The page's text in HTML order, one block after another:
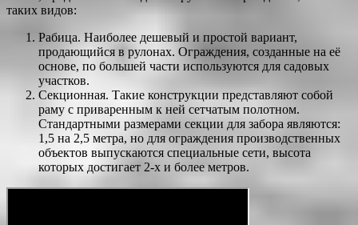
таких видов:
Рабица. Наиболее дешевый и простой вариант,
продающийся в рулонах. Ограждения, созданные на её
основе, по большей части используются для садовых
участков.
Секционная. Такие конструкции представляют собой
раму с приваренным к ней сетчатым полотном.
Стандартными размерами секции для забора являются:
1,5 на 2,5 метра, но для ограждения производственных
объектов выпускаются специальные сети, высота
которых достигает 2-х и более метров.